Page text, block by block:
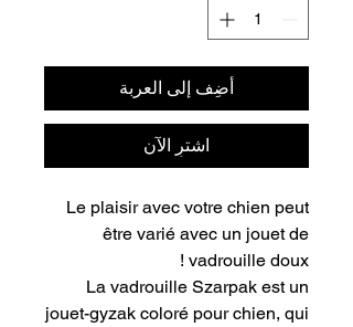
أضِف إلى العربة
اشترِ الآن
Le plaisir avec votre chien peut
être varié avec un jouet de
vadrouille doux !
La vadrouille Szarpak est un
jouet-gyzak coloré pour chien, qui